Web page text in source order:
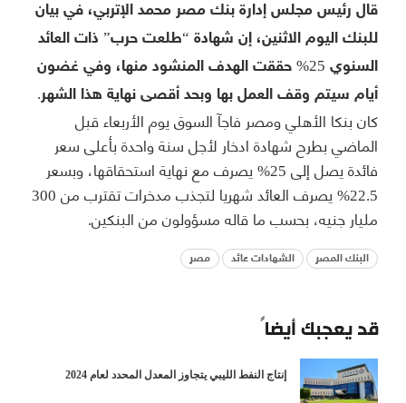
قال رئيس مجلس إدارة بنك مصر محمد الإتربي، في بيان
للبنك اليوم الاثنين، إن شهادة “طلعت حرب” ذات العائد
السنوي 25%؜ حققت الهدف المنشود منها، وفي غضون
أيام سيتم وقف العمل بها وبحد أقصى نهاية هذا الشهر.
كان بنكا الأهلي ومصر فاجآ السوق يوم الأربعاء قبل
الماضي بطرح شهادة ادخار لأجل سنة واحدة بأعلى سعر
فائدة يصل إلى 25% يصرف مع نهاية استحقاقها، وبسعر
22.5% يصرف العائد شهريا لتجذب مدخرات تقترب من 300
مليار جنيه، بحسب ما قاله مسؤولون من البنكين.
البنك المصر الشهادات عائد مصر
قد يعجبك أيضاً
إنتاج النفط الليبي يتجاوز المعدل المحدد لعام 2024